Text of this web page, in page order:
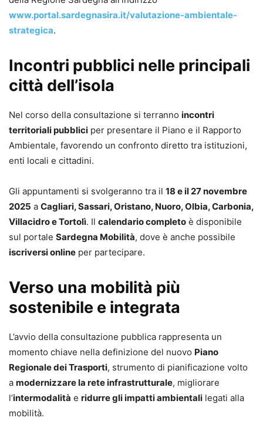
www.portal.sardegnasira.it/valutazione-ambientale-
strategica.
Incontri pubblici nelle principali
città dell’isola
Nel corso della consultazione si terranno incontri
territoriali pubblici per presentare il Piano e il Rapporto
Ambientale, favorendo un confronto diretto tra istituzioni,
enti locali e cittadini.
Gli appuntamenti si svolgeranno tra il 18 e il 27 novembre
2025 a Cagliari, Sassari, Oristano, Nuoro, Olbia, Carbonia,
Villacidro e Tortolì. Il calendario completo è disponibile
sul portale Sardegna Mobilità, dove è anche possibile
iscriversi online per partecipare.
Verso una mobilità più
sostenibile e integrata
L’avvio della consultazione pubblica rappresenta un
momento chiave nella definizione del nuovo Piano
Regionale dei Trasporti, strumento di pianificazione volto
a modernizzare la rete infrastrutturale, migliorare
l’intermodalità e ridurre gli impatti ambientali legati alla
mobilità.